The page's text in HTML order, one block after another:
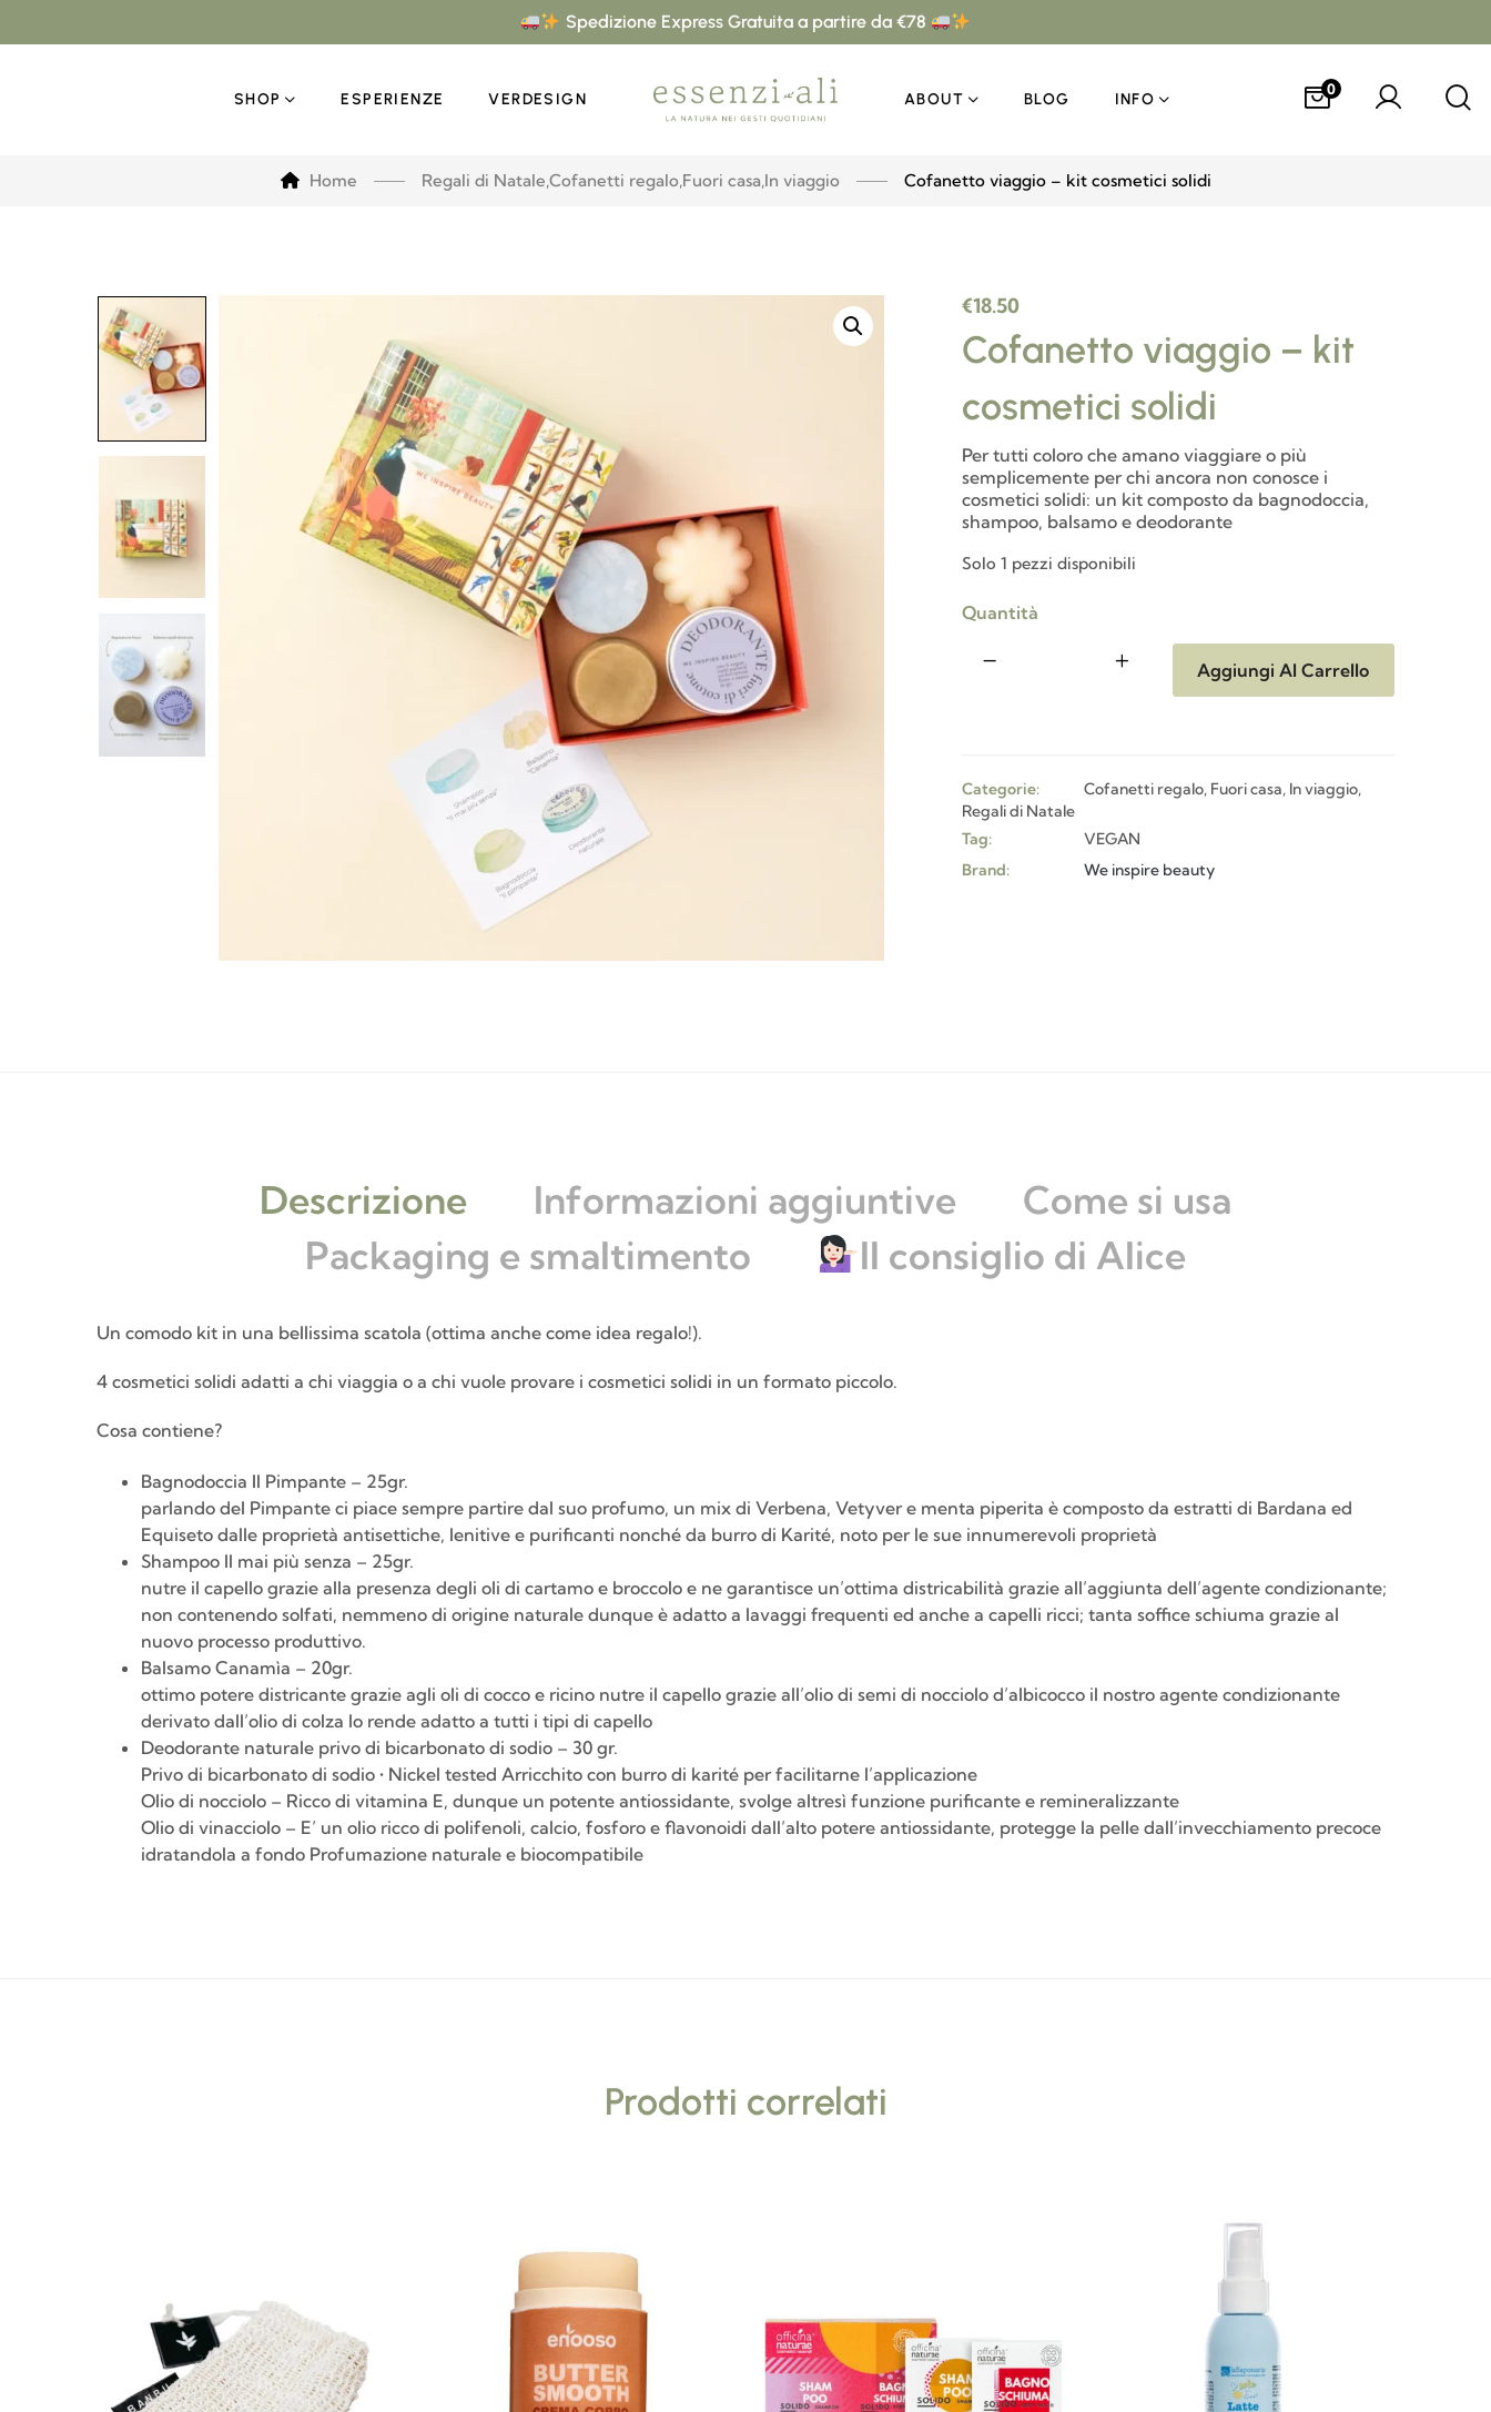
Spedizione Express Gratuita a partire da €78
SHOP ESPERIENZE VERDESIGN ABOUT BLOG INFO
0
Home Regali di Natale,Cofanetti regalo,Fuori casa,In viaggio Cofanetto viaggio – kit cosmetici solidi
€18.50
Cofanetto viaggio – kit
cosmetici solidi
Per tutti coloro che amano viaggiare o più
semplicemente per chi ancora non conosce i
cosmetici solidi: un kit composto da bagnodoccia,
shampoo, balsamo e deodorante
Solo 1 pezzi disponibili
Quantità
Aggiungi Al Carrello
Categorie: Cofanetti regalo, Fuori casa, In viaggio,
Regali di Natale
Tag:
VEGAN
Brand:
We inspire beauty
Descrizione Informazioni aggiuntive
Come si usa
Packaging e smaltimento
Il consiglio di Alice
Un comodo kit in una bellissima scatola (ottima anche come idea regalo!).
4 cosmetici solidi adatti a chi viaggia o a chi vuole provare i cosmetici solidi in un formato piccolo.
Cosa contiene?
Bagnodoccia Il Pimpante – 25gr.
parlando del Pimpante ci piace sempre partire dal suo profumo, un mix di Verbena, Vetyver e menta piperita è composto da estratti di Bardana ed
Equiseto dalle proprietà antisettiche, lenitive e purificanti nonché da burro di Karité, noto per le sue innumerevoli proprietà
Shampoo Il mai più senza – 25gr.
nutre il capello grazie alla presenza degli oli di cartamo e broccolo e ne garantisce un’ottima districabilità grazie all’aggiunta dell’agente condizionante;
non contenendo solfati, nemmeno di origine naturale dunque è adatto a lavaggi frequenti ed anche a capelli ricci; tanta soffice schiuma grazie al
nuovo processo produttivo.
Balsamo Canamìa – 20gr.
ottimo potere districante grazie agli oli di cocco e ricino nutre il capello grazie all’olio di semi di nocciolo d’albicocco il nostro agente condizionante
derivato dall’olio di colza lo rende adatto a tutti i tipi di capello
Deodorante naturale privo di bicarbonato di sodio – 30 gr.
Privo di bicarbonato di sodio • Nickel tested Arricchito con burro di karité per facilitarne l’applicazione
Olio di nocciolo – Ricco di vitamina E, dunque un potente antiossidante, svolge altresì funzione purificante e remineralizzante
Olio di vinacciolo – E’ un olio ricco di polifenoli, calcio, fosforo e flavonoidi dall’alto potere antiossidante, protegge la pelle dall’invecchiamento precoce
idratandola a fondo Profumazione naturale e biocompatibile
Prodotti correlati